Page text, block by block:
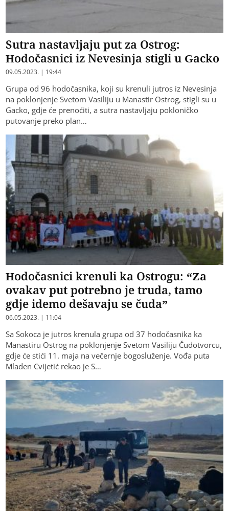
Sutra nastavljaju put za Ostrog:
Hodočasnici iz Nevesinja stigli u Gacko
09.05.2023. | 19:44
Grupa od 96 hodočasnika, koji su krenuli jutros iz Nevesinja
na poklonjenje Svetom Vasiliju u Manastir Ostrog, stigli su u
Gacko, gdje će prenoćiti, a sutra nastavljaju pokloničko
putovanje preko plan…
Hodočasnici krenuli ka Ostrogu: “Za
ovakav put potrebno je truda, tamo
gdje idemo dešavaju se čuda”
06.05.2023. | 11:04
Sa Sokoca je jutros krenula grupa od 37 hodočasnika ka
Manastiru Ostrog na poklonjenje Svetom Vasiliju Čudotvorcu,
gdje će stići 11. maja na večernje bogosluženje. Vođa puta
Mladen Cvijetić rekao je S…